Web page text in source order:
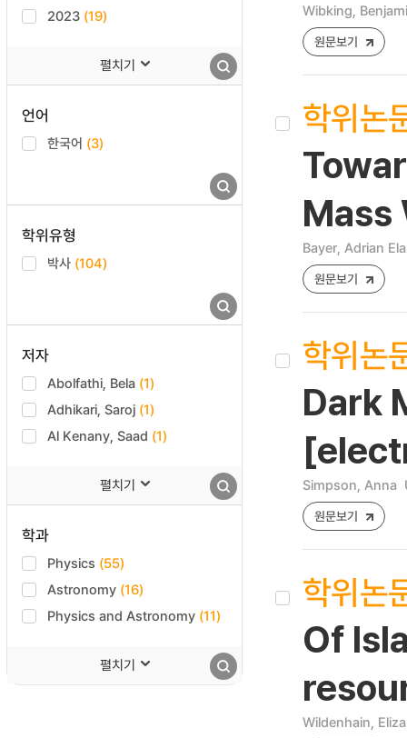
2023 (19)
펼치기
언어
한국어 (3)
학위유형
박사 (104)
저자
Abolfathi, Bela (1)
Adhikari, Saroj (1)
Al Kenany, Saad (1)
펼치기
학과
Physics (55)
Astronomy (16)
Physics and Astronomy (11)
펼치기
Wibking,
원문보기
학위논
Mass
Bayer, Adrian
원문보기
학위논
Dark
Simpson, Anna
원문보기
학위논
Of
Wildenhain,